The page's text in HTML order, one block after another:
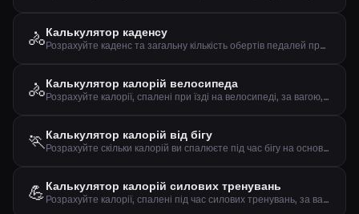
🚴Калькулятор каденсу
Розрахуйте каденс та загальну кількість обертів педалей при їзді на велосипеді
🚴Калькулятор калорій велосипеда
Розрахуйте калорії, спалені при їзді на велосипеді, за вагою, часом та швидкістю
🏃Калькулятор калорій від бігу
Розрахуйте скільки калорій ви спалюєте під час бігу на основі ваги та дистанції
💪Калькулятор калорій силових тренувань
Розрахуйте калорії, спалені під час силових тренувань, за вагою, часом та інтенсивністю